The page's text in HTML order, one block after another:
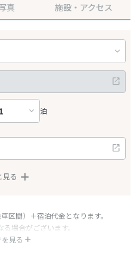
真 施設・アクセス
泊
見る
見る
区間）＋宿泊代金となります。
場合がございます。
は一定時間ごとに更新されます。最